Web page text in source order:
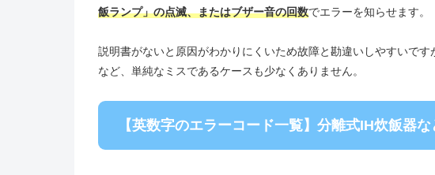
飯ランプ」の点滅、またはブザー音の回数でエラーを知らせます。
説明書がないと原因がわかりにくいため故障と勘違いしやすいで
など、単純なミスであるケースも少なくありません。
【英数字のエラーコード一覧】分離式IH炊飯器